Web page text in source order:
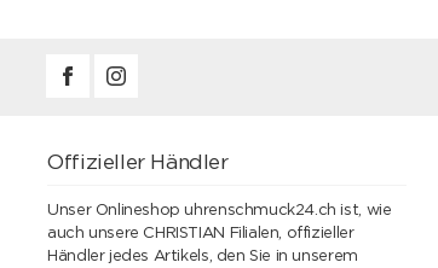
Offizieller Händler
Unser Onlineshop uhrenschmuck24.ch ist, wie
auch unsere CHRISTIAN Filialen, offizieller
Händler jedes Artikels, den Sie in unserem